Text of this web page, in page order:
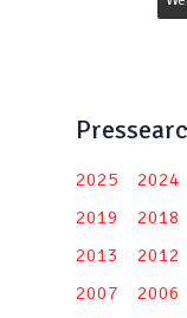
2025 2024
2019
2018
2013
2012
2007
2006